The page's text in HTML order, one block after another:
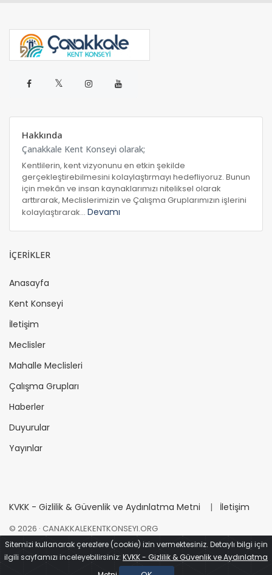
𝕏
Hakkında
Çanakkale Kent Konseyi olarak;
Kentlilerin, kent vizyonunu en etkin şekilde
gerçekleştirebilmesini kolaylaştırmayı hedefliyoruz. Bunun
için mekân ve insan kaynaklarımızı niteliksel olarak
arttırarak, Meclislerimizin ve Çalışma Gruplarımızın işlerini
kolaylaştırarak... Devamı
İÇERİKLER
Anasayfa
Kent Konseyi
İletişim
Meclisler
Mahalle Meclisleri
Çalışma Grupları
Haberler
Duyurular
Yayınlar
KVKK - Gizlilik & Güvenlik ve Aydınlatma Metni | İletişim
© 2026 · CANAKKALEKENTKONSEYI.ORG
Tasarım - KodlamaÇanakkale İçinde
Sitemizi kullanarak çerezlere (cookie) izin vermektesiniz. Detaylı bilgi için
ilgili sayfamızı inceleyebilirsiniz: KVKK - Gizlilik & Güvenlik ve Aydınlatma